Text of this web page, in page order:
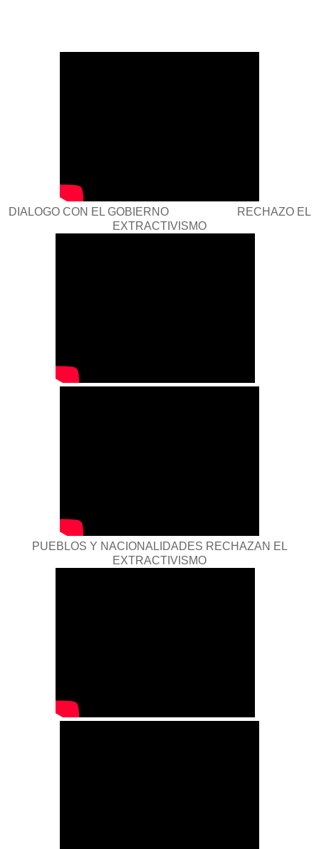
DIALOGO CON EL GOBIERNO RECHAZO EL
EXTRACTIVISMO
PUEBLOS Y NACIONALIDADES RECHAZAN EL
EXTRACTIVISMO